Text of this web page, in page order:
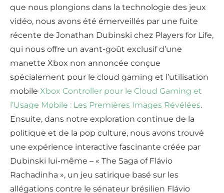
que nous plongions dans la technologie des jeux
vidéo, nous avons été émerveillés par une fuite
récente de Jonathan Dubinski chez Players for Life,
qui nous offre un avant-goût exclusif d’une
manette Xbox non annoncée conçue
spécialement pour le cloud gaming et l’utilisation
mobile Xbox Controller pour le Cloud Gaming et
l’Usage Mobile : Les Premières Images Révélées.
Ensuite, dans notre exploration continue de la
politique et de la pop culture, nous avons trouvé
une expérience interactive fascinante créée par
Dubinski lui-même – « The Saga of Flávio
Rachadinha », un jeu satirique basé sur les
allégations contre le sénateur brésilien Flávio